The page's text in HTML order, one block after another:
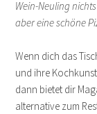
Wein-Neuling
aber eine schöne
Wenn dich das
und ihre
dann bietet dir
alternative zum